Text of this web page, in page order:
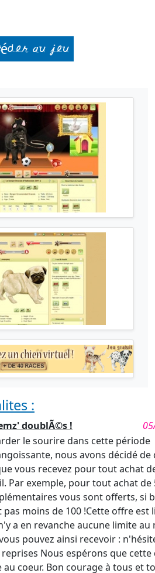
au jeu
:
doublÃ©s !
le sourire dans cette période
nous avons décidé de
vous recevez pour tout achat
Par exemple, pour tout achat de
vous sont offerts, si
pas moins de 100 !Cette offre est
a en revanche aucune limite au
pouvez ainsi recevoir :
Nous espérons que cette
coeur. Bon courage à tous et